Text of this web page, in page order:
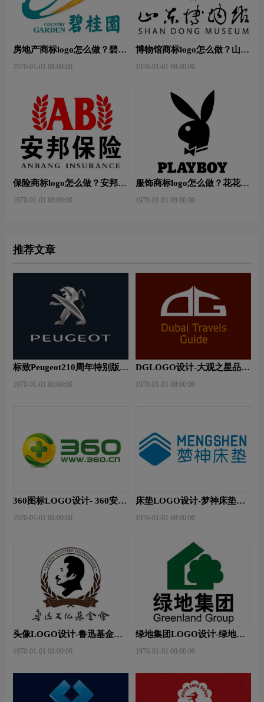
房地产商标logo怎么做？碧桂
1970-01-01 08:00:00
博物馆商标logo怎么做？山东
logo设计
1970-01-01 08:00:00
保险商标logo怎么做？安邦保
1970-01-01 08:00:00
服饰商标logo怎么做？花花公
1970-01-01 08:00:00
推荐文章
标致Peugeot210周年特别版新
1970-01-01 08:00:00
DGLOGO设计-大观之星品牌
1970-01-01 08:00:00
360图标LOGO设计- 360安全
1970-01-01 08:00:00
床垫LOGO设计-梦神床垫品
1970-01-01 08:00:00
头像LOGO设计-鲁迅基金会
1970-01-01 08:00:00
绿地集团LOGO设计-绿地集
1970-01-01 08:00:00